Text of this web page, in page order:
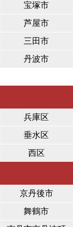
宝塚市
芦屋市
三田市
丹波市
兵庫区
垂水区
西区
京丹後市
舞鶴市